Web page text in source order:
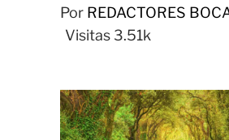
Por REDACTORES
Visitas 3.51k